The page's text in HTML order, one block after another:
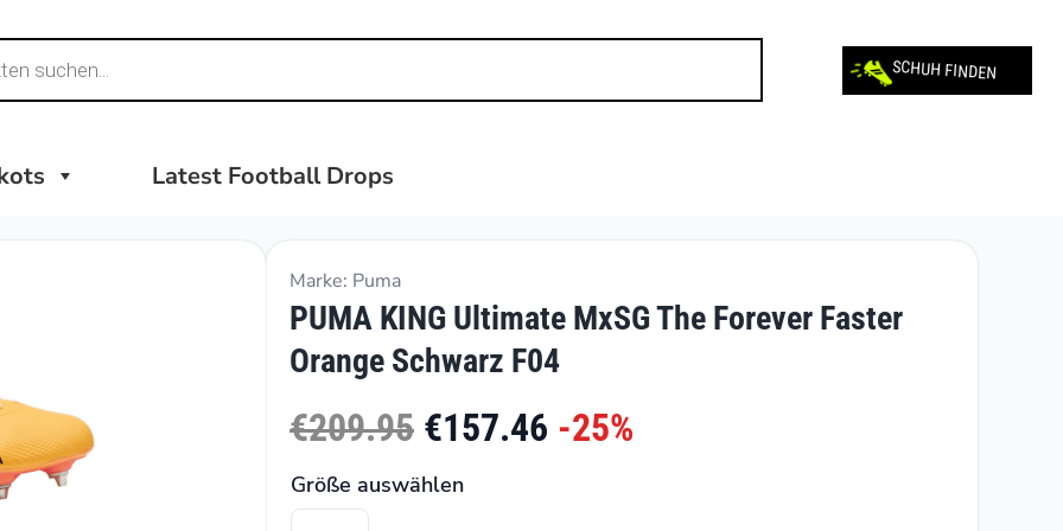
SCHUH FINDEN
Latest Football Drops
Marke: Puma
PUMA KING Ultimate MxSG The Forever Faster
Orange Schwarz F04
€209.95 €157.46 -25%
Größe auswählen